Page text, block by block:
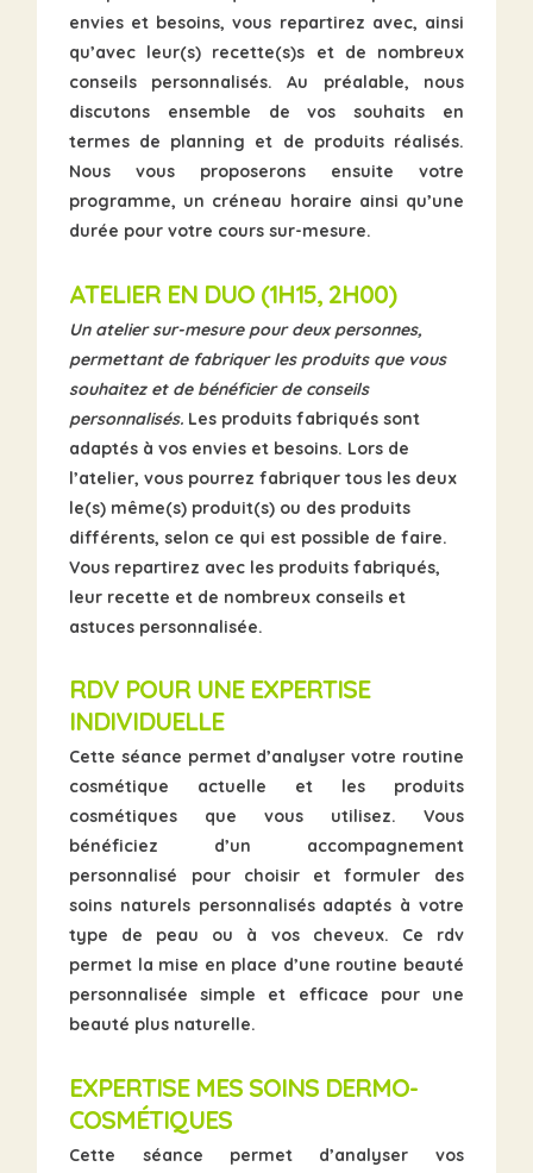
envies et besoins, vous repartirez avec, ainsi
qu’avec leur(s) recette(s)s et de nombreux
conseils personnalisés. Au préalable, nous
discutons ensemble de vos souhaits en
termes de planning et de produits réalisés.
Nous vous proposerons ensuite votre
programme, un créneau horaire ainsi qu’une
durée pour votre cours sur-mesure.
ATELIER EN DUO (1H15, 2H00)
Un atelier sur-mesure pour deux personnes,
permettant de fabriquer les produits que vous
souhaitez et de bénéficier de conseils
personnalisés. Les produits fabriqués sont
adaptés à vos envies et besoins. Lors de
l’atelier, vous pourrez fabriquer tous les deux
le(s) même(s) produit(s) ou des produits
différents, selon ce qui est possible de faire.
Vous repartirez avec les produits fabriqués,
leur recette et de nombreux conseils et
astuces personnalisée.
RDV POUR UNE EXPERTISE
INDIVIDUELLE
Cette séance permet d’analyser votre routine
cosmétique actuelle et les produits
cosmétiques que vous utilisez. Vous
bénéficiez d’un accompagnement
personnalisé pour choisir et formuler des
soins naturels personnalisés adaptés à votre
type de peau ou à vos cheveux. Ce rdv
permet la mise en place d’une routine beauté
personnalisée simple et efficace pour une
beauté plus naturelle.
EXPERTISE MES SOINS DERMO-
COSMÉTIQUES
Cette séance permet d’analyser vos